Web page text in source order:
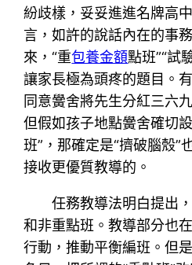
紛歧樣，妥妥進進名牌高
言，如許的說話內在的事
來，“重包養金額點班”“試
讓家長極為頭疼的題目。
同意黌舍將先生分紅三六
但假如孩子地點黌舍確切
班”，那確定是“擠破腦殼”
接收更優質教導的。
任務教導法明白提出
和非重點班。教導部分也
行動，推動平衡編班。但